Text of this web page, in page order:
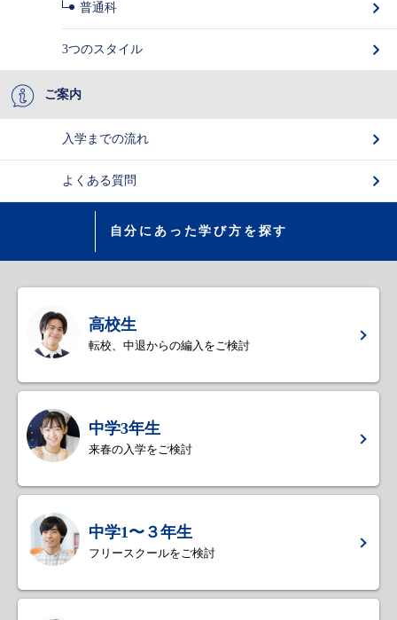
普通科
3つのスタイル
ご案内
入学までの流れ
よくある質問
自分にあった学び方を探す
高校生
転校、中退からの編入をご検討
中学3年生
来春の入学をご検討
中学1〜３年生
フリースクールをご検討